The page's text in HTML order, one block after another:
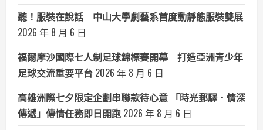
聽！服裝在說話 中山大學劇藝系首度動靜態服裝雙展
2026 年 8 月 6 日
福爾摩沙國際七人制足球錦標賽開幕 打造亞洲青少年
足球交流重要平台 2026 年 8 月 6 日
高雄洲際七夕限定企劃串聯款待心意 「時光郵驛．情深
傳遞」傳情任務即日開跑 2026 年 8 月 6 日